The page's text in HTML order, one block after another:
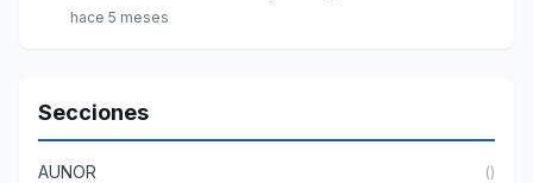
hace 5 meses
Secciones
AUNOR ()